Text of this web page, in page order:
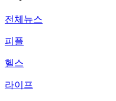
전체뉴스
피플
헬스
라이프